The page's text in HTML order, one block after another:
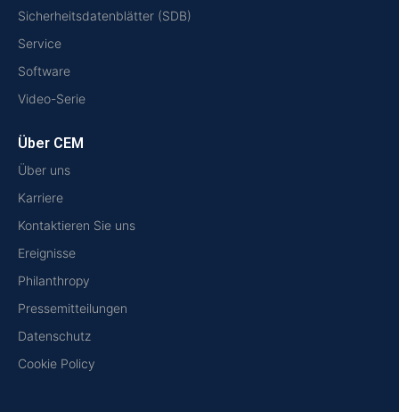
Sicherheitsdatenblätter (SDB)
Service
Software
Video-Serie
Über CEM
Über uns
Karriere
Kontaktieren Sie uns
Ereignisse
Philanthropy
Pressemitteilungen
Datenschutz
Cookie Policy